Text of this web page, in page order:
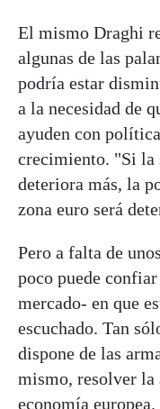
El mismo Draghi
algunas de las
podría estar
a la necesidad de
ayuden con
crecimiento. "Si la
deteriora más, la
zona euro será
Pero a falta de
poco puede
mercado- en que
escuchado. Tan
dispone de las
mismo, resolver la
economía